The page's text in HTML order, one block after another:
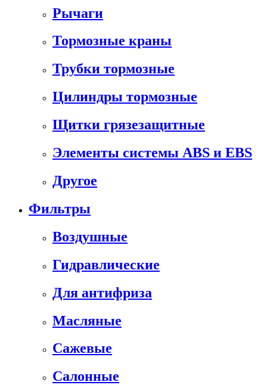
Рычаги
Тормозные краны
Трубки тормозные
Цилиндры тормозные
Щитки грязезащитные
Элементы системы ABS и EBS
Другое
Фильтры
Воздушные
Гидравлические
Для антифриза
Масляные
Сажевые
Салонные